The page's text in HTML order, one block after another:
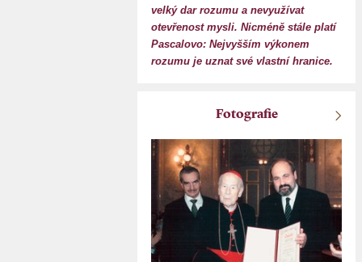
velký dar rozumu a nevyužívat
otevřenost mysli. Nicméně stále platí
Pascalovo: Nejvyšším výkonem
rozumu je uznat své vlastní hranice.
Fotografie